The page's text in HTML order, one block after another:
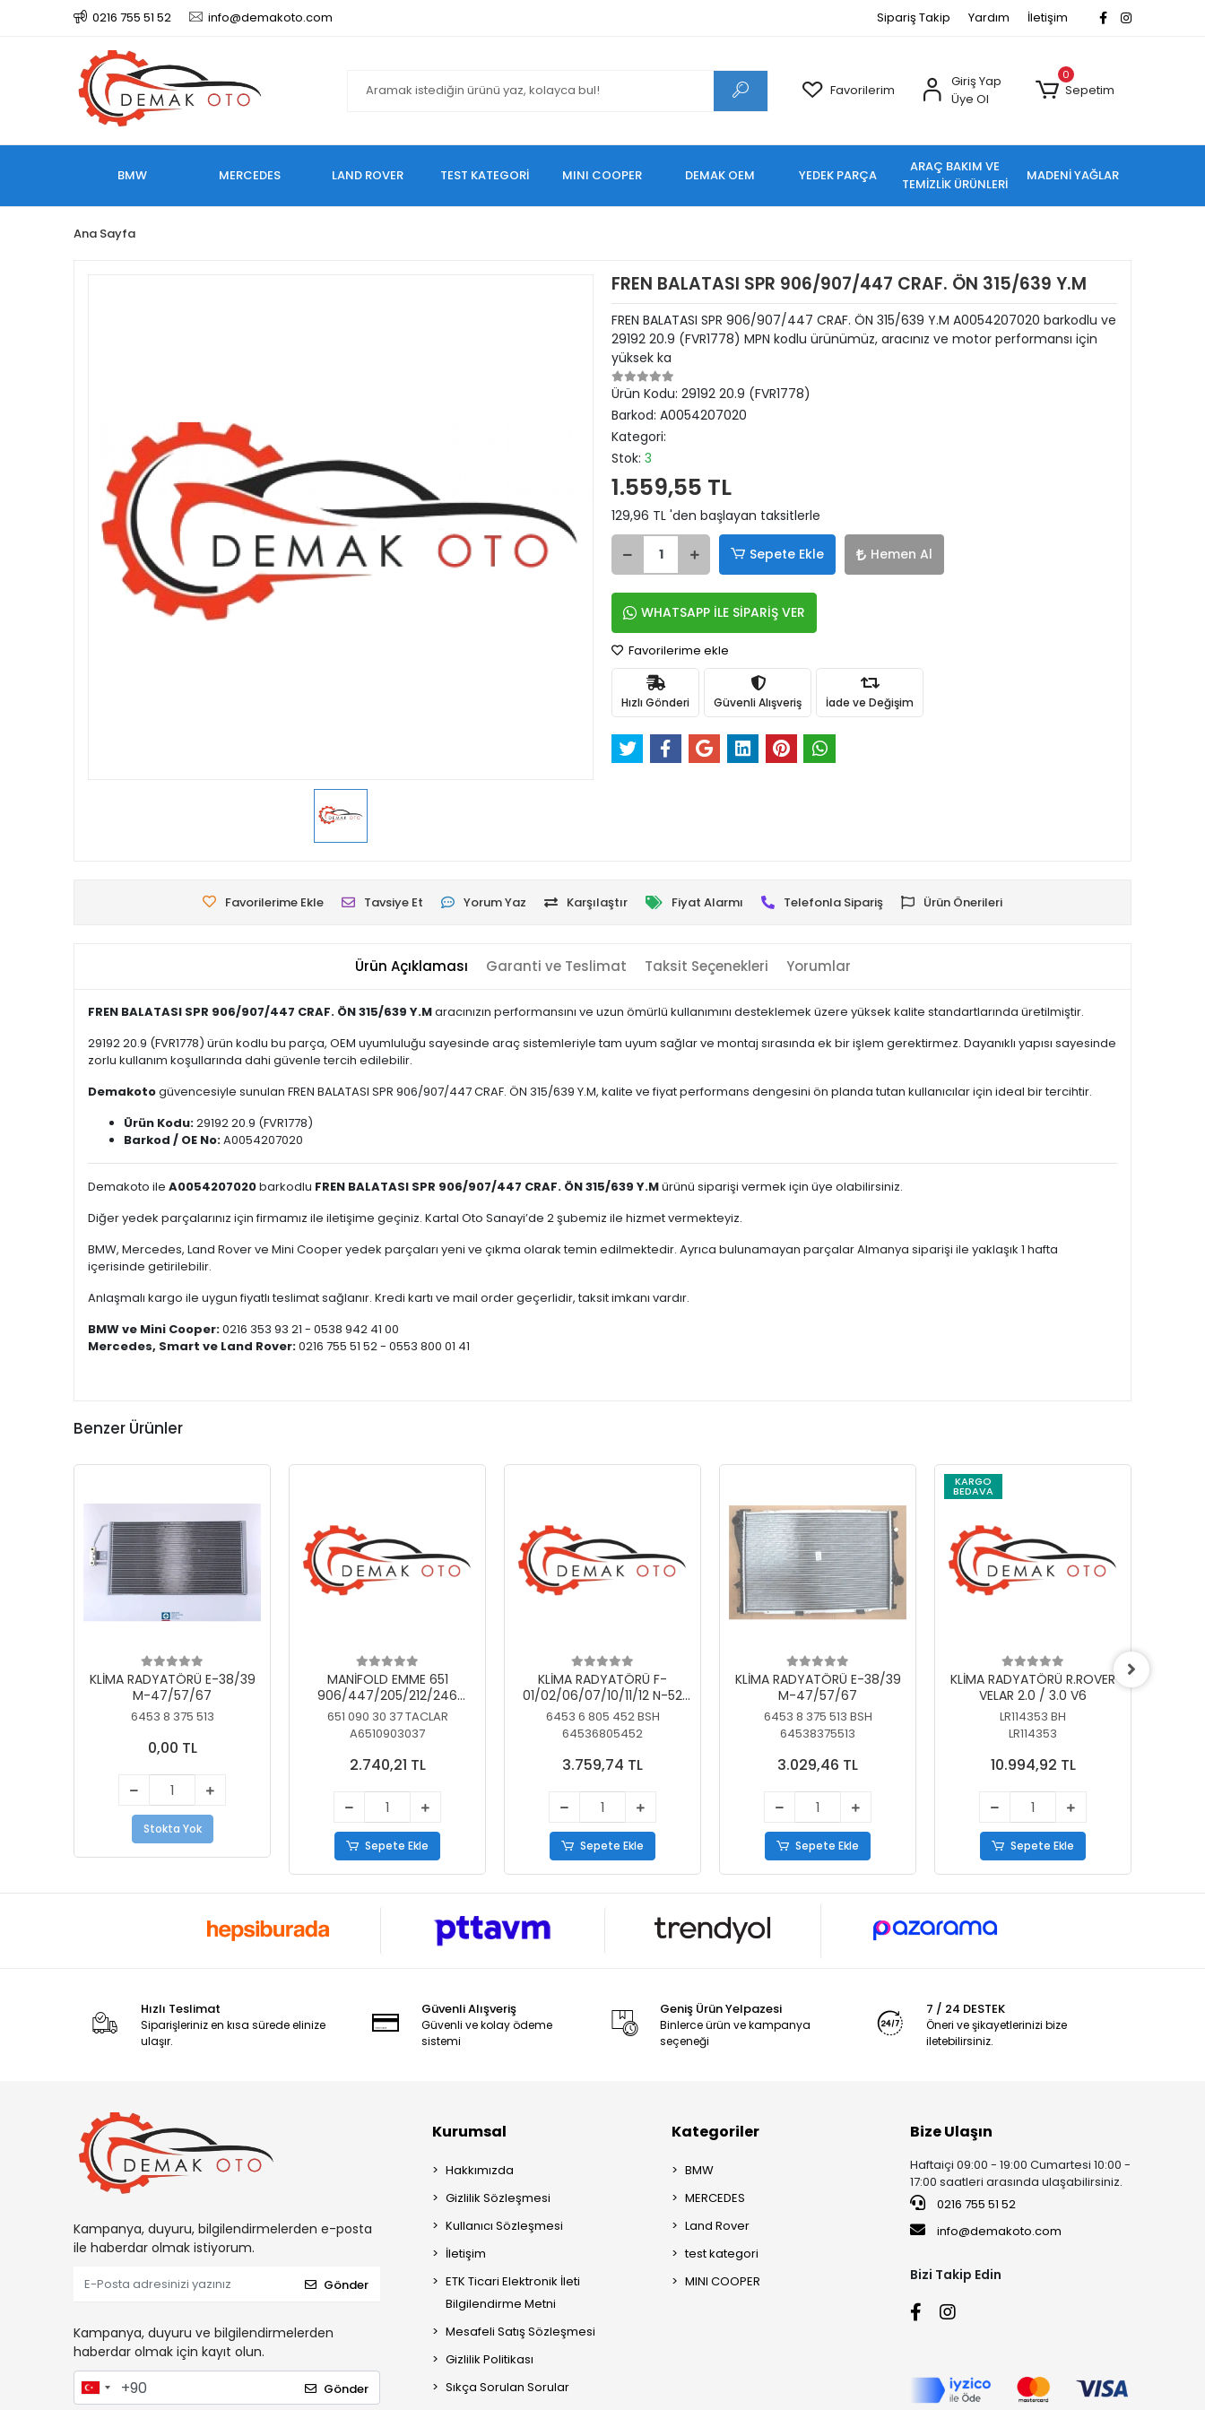
0216 755 51 52 info@demakoto.com Sipariş Takip Yardım İletişim
Favorilerim
Giriş Yap
Üye Ol
0
Sepetim
BMW MERCEDES LAND ROVER TEST KATEGORİ MINI COOPER DEMAK OEM YEDEK PARÇA
ARAÇ BAKIM VE
TEMİZLİK ÜRÜNLERİ
MADENİ YAĞLAR
Ana Sayfa
FREN BALATASI SPR 906/907/447 CRAF. ÖN 315/639 Y.M
FREN BALATASI SPR 906/907/447 CRAF. ÖN 315/639 Y.M A0054207020 barkodlu ve
29192 20.9 (FVR1778) MPN kodlu ürünümüz, aracınız ve motor performansı için
yüksek ka
Ürün Kodu: 29192 20.9 (FVR1778)
Barkod: A0054207020
Kategori:
Stok: 3
1.559,55 TL
129,96 TL 'den başlayan taksitlerle
Sepete Ekle Hemen Al
WHATSAPP İLE SİPARİŞ VER
Favorilerime ekle
Hızlı Gönderi Güvenli Alışveriş İade ve Değişim
Favorilerime Ekle Tavsiye Et Yorum Yaz Karşılaştır Fiyat Alarmı Telefonla Sipariş Ürün Önerileri
Ürün Açıklaması Garanti ve Teslimat Taksit Seçenekleri Yorumlar
FREN BALATASI SPR 906/907/447 CRAF. ÖN 315/639 Y.Maracınızın performansını ve uzun ömürlü kullanımını desteklemek üzere yüksek kalite standartlarında üretilmiştir.
29192 20.9 (FVR1778) ürün kodlu bu parça, OEM uyumluluğu sayesinde araç sistemleriyle tam uyum sağlar ve montaj sırasında ek bir işlem gerektirmez. Dayanıklı yapısı sayesinde
zorlu kullanım koşullarında dahi güvenle tercih edilebilir.
Demakotogüvencesiyle sunulan FREN BALATASI SPR 906/907/447 CRAF. ÖN 315/639 Y.M, kalite ve fiyat performans dengesini ön planda tutan kullanıcılar için ideal bir tercihtir.
Ürün Kodu:29192 20.9 (FVR1778)
Barkod / OE No:A0054207020
Demakoto ile A0054207020barkodlu FREN BALATASI SPR 906/907/447 CRAF. ÖN 315/639 Y.Mürünü siparişi vermek için üye olabilirsiniz.
Diğer yedek parçalarınız için firmamız ile iletişime geçiniz. Kartal Oto Sanayi’de 2 şubemiz ile hizmet vermekteyiz.
BMW, Mercedes, Land Rover ve Mini Cooper yedek parçaları yeni ve çıkma olarak temin edilmektedir. Ayrıca bulunamayan parçalar Almanya siparişi ile yaklaşık 1 hafta
içerisinde getirilebilir.
Anlaşmalı kargo ile uygun fiyatlı teslimat sağlanır. Kredi kartı ve mail order geçerlidir, taksit imkanı vardır.
BMW ve Mini Cooper:0216 353 93 21 - 0538 942 41 00
Mercedes, Smart ve Land Rover:0216 755 51 52 - 0553 800 01 41
Benzer Ürünler
KLİMA RADYATÖRÜ E-38/39
M-47/57/67
6453 8 375 513
0,00 TL
Stokta Yok
MANİFOLD EMME 651
906/447/205/212/246
KELEBEKSİZ
651 090 30 37 TACLAR
A6510903037
2.740,21 TL
Sepete Ekle
KLİMA RADYATÖRÜ F-
01/02/06/07/10/11/12 N-52
N/N-53/57/63
6453 6 805 452 BSH
64536805452
3.759,74 TL
Sepete Ekle
KLİMA RADYATÖRÜ E-38/39
M-47/57/67
6453 8 375 513 BSH
64538375513
3.029,46 TL
Sepete Ekle
KARGO
BEDAVA
KLİMA RADYATÖRÜ R.ROVER
VELAR 2.0 / 3.0 V6
LR114353 BH
LR114353
10.994,92 TL
Sepete Ekle
Hızlı Teslimat
Siparişleriniz en kısa sürede elinize
ulaşır.
Güvenli Alışveriş
Güvenli ve kolay ödeme
sistemi
Geniş Ürün Yelpazesi
Binlerce ürün ve kampanya
seçeneği
7 / 24 DESTEK
Öneri ve şikayetlerinizi bize
iletebilirsiniz.
Kampanya, duyuru, bilgilendirmelerden e-posta
ile haberdar olmak istiyorum.
Gönder
Kampanya, duyuru ve bilgilendirmelerden
haberdar olmak için kayıt olun.
Gönder
Kurumsal
Hakkımızda
Gizlilik Sözleşmesi
Kullanıcı Sözleşmesi
İletişim
ETK Ticari Elektronik İleti
Bilgilendirme Metni
Mesafeli Satış Sözleşmesi
Gizlilik Politikası
Sıkça Sorulan Sorular
Kategoriler
BMW
MERCEDES
Land Rover
test kategori
MINI COOPER
Bize Ulaşın
Haftaiçi 09:00 - 19:00 Cumartesi 10:00 -
17:00 saatleri arasında ulaşabilirsiniz.
0216 755 51 52
info@demakoto.com
Bizi Takip Edin